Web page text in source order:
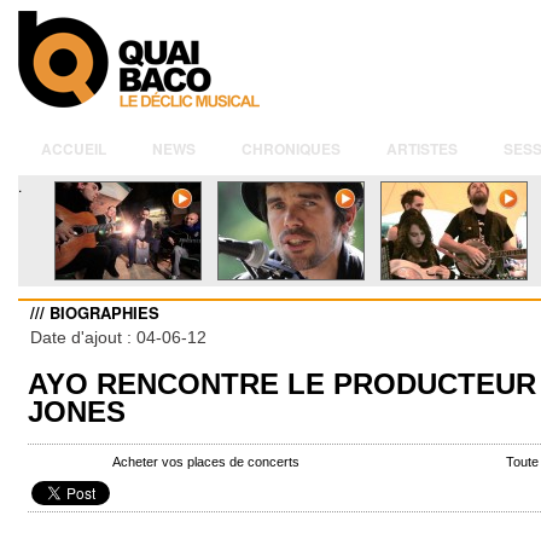
ACCUEIL NEWS CHRONIQUES ARTISTES
.
/// BIOGRAPHIES
Date d'ajout : 04-06-12
AYO RENCONTRE LE
JONES
Acheter vos places de concerts